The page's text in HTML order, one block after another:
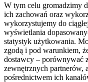
W tym celu gromadzimy
ich zachowań oraz
wykorzystujemy do
wyświetlania
statystyk użytkowania.
zgodą i pod warunkiem,
dostawcy – porównywać
zewnętrznych partnerów,
pośrednictwem ich